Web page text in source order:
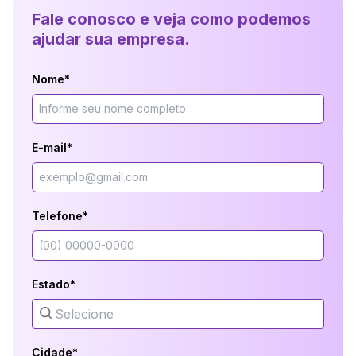
Fale conosco e veja como podemos
ajudar sua empresa.
Nome*
E-mail*
Telefone*
Estado*
Cidade*